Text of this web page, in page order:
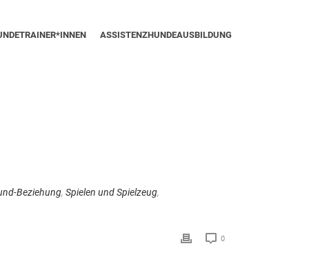
ASSISTENZHUNDEAUSBILDUNG
Beziehung, Spielen und Spielzeug,
0